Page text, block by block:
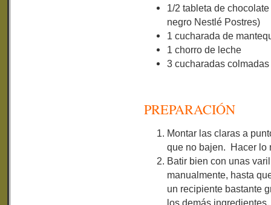
1/2 tableta de
negro Nestlé Postres)
1 cucharada de
1 chorro de leche
3 cucharadas
PREPARACIÓN
Montar las claras a
que no bajen. Hacer lo
Batir bien con unas
manualmente, hasta
un recipiente bastante
los demás